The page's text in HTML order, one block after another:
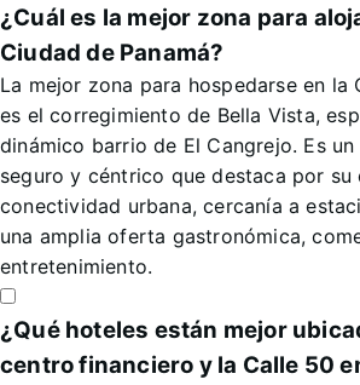
¿Cuál es la mejor zona para
Ciudad de Panamá?
La mejor zona para hospedarse en la
es el corregimiento de Bella Vista,
dinámico barrio de El Cangrejo. Es
seguro y céntrico que destaca por su
conectividad urbana, cercanía a
una amplia oferta gastronómica,
entretenimiento.
¿Qué hoteles están mejor
centro financiero y la Calle 50